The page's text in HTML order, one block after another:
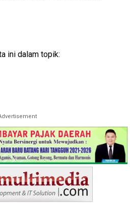
ini dalam topik: